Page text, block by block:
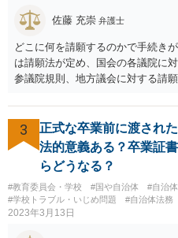
（信号無視）した」というあなた
道は、きちんと交通ルールを守っ
納してほしいと思うのが社会の大
ば免許停止や取消（強制返納）に
たま（あなたにとって）いい警察
で右折進行したけど、自分は右折
ルを遵守するドライバーになって
佐藤 充崇 弁護士
どこに何を請願するのかで手続き
は請願法が定め、国会の各議院に
参議院規則、地方議会に対する請
スムースかと思います。
3
正式な卒業前に渡され
法的意義ある？卒業証
らどうなる？
#教育委員会・学校 #国や自治体
#自治
#学校トラブル・いじめ問題
#自治体法務
2023年3月13日